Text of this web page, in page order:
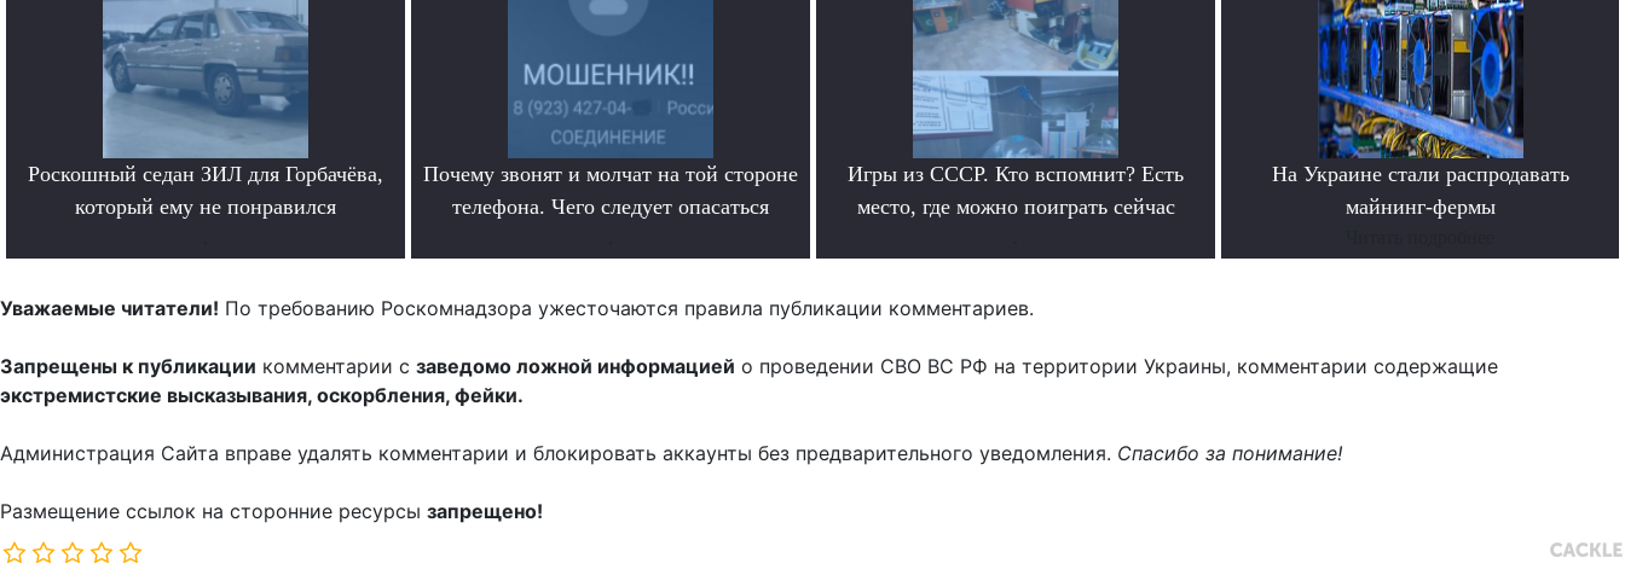
Роскошный седан ЗИЛ для Горбачёва,
который ему не понравился
Почему звонят и молчат на той стороне
телефона. Чего следует опасаться
Игры из СССР. Кто вспомнит? Есть
место, где можно поиграть сейчас
На Украине стали распродавать
майнинг-фермы
Уважаемые читатели! По требованию Роскомнадзора ужесточаются правила публикации комментариев.
Запрещены к публикации комментарии с заведомо ложной информацией о проведении СВО ВС РФ на территории Украины, комментарии содержащие
экстремистские высказывания, оскорбления, фейки.
Администрация Сайта вправе удалять комментарии и блокировать аккаунты без предварительного уведомления. Спасибо за понимание!
Размещение ссылок на сторонние ресурсы запрещено!